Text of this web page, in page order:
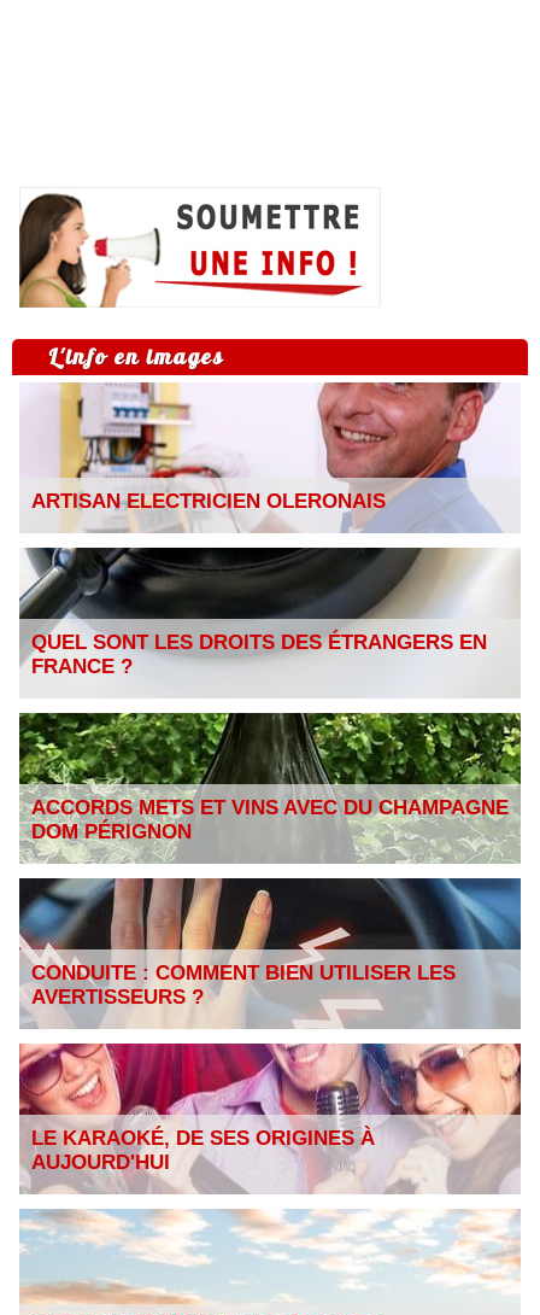
L'info en images
ARTISAN ELECTRICIEN OLERONAIS
QUEL SONT LES DROITS DES ÉTRANGERS EN
FRANCE ?
ACCORDS METS ET VINS AVEC DU CHAMPAGNE
DOM PÉRIGNON
CONDUITE : COMMENT BIEN UTILISER LES
AVERTISSEURS ?
LE KARAOKÉ, DE SES ORIGINES À
AUJOURD'HUI